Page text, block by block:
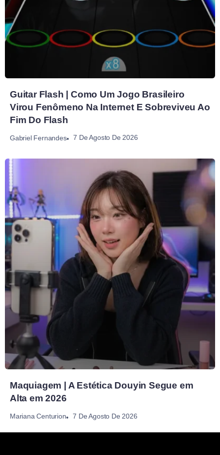
Guitar Flash | Como Um Jogo Brasileiro
Virou Fenômeno Na Internet E Sobreviveu Ao
Fim Do Flash
Gabriel Fernandes 7 De Agosto De 2026
Maquiagem | A Estética Douyin Segue em
Alta em 2026
Mariana Centurion 7 De Agosto De 2026